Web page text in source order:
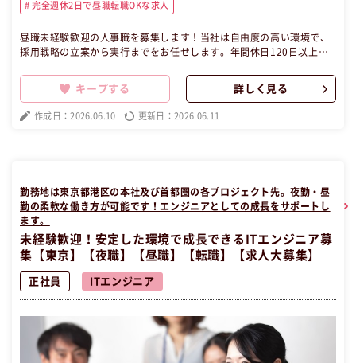
完全週休2日で昼職転職OKな求人
昼職未経験歓迎の人事職を募集します！当社は自由度の高い環境で、
採用戦略の立案から実行までをお任せします。年間休日120日以上、
ス制度もあり、働きやすさにこだわっています。成長企業でキャリア
アップを目指し、求職者に寄り添うやりがいのある仕事に挑戦しませ
んか？大きな裁量を持って人事業務に携わりましょう！夜職経験の方
大歓迎です！ この昼職求人は東京都港区正社員事務の昼職へ転職した
キープする 詳しく見る
作成日：2026.06.10 更新日：2026.06.11
勤務地は東京都港区の本社及び首都圏の各プロジェクト先。夜勤・昼
勤の柔軟な働き方が可能です！エンジニアとしての成長をサポートし
ます。
未経験歓迎！安定した環境で成長できるITエンジニア募
集【東京】【夜職】【昼職】【転職】【求人大募集】
正社員 ITエンジニア